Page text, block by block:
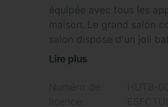
équipée avec tous les
maison. Le grand salon
salon dispose d'un joli
endroit idéal pour les
Lire plus